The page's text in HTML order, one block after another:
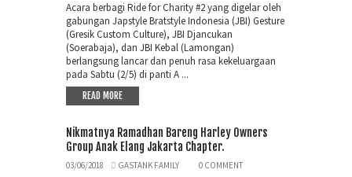
Acara berbagi Ride for Charity #2 yang digelar oleh
gabungan Japstyle Bratstyle Indonesia (JBI) Gesture
(Gresik Custom Culture), JBI Djancukan
(Soerabaja), dan JBI Kebal (Lamongan)
berlangsung lancar dan penuh rasa kekeluargaan
pada Sabtu (2/5) di panti A ...
READ MORE
Nikmatnya Ramadhan Bareng Harley Owners
Group Anak Elang Jakarta Chapter.
03/06/2018 GASTANK FAMILY 0 COMMENT